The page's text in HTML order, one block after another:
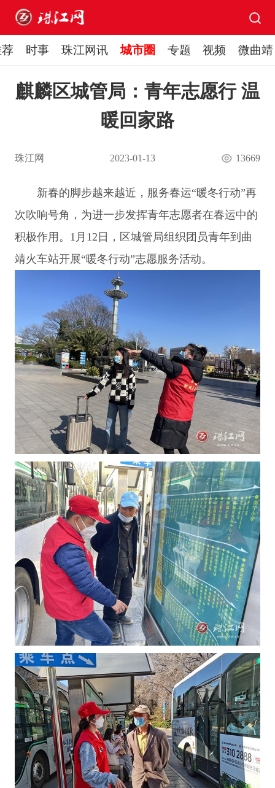
时事 珠江网讯 城市圈 专题 视频 微曲靖
麒麟区城管局：青年志愿行 温
暖回家路
珠江网 2023-01-13 13669
新春的脚步越来越近，服务春运“暖冬行动”再
次吹响号角，为进一步发挥青年志愿者在春运中的
积极作用。1月12日，区城管局组织团员青年到曲
靖火车站开展“暖冬行动”志愿服务活动。